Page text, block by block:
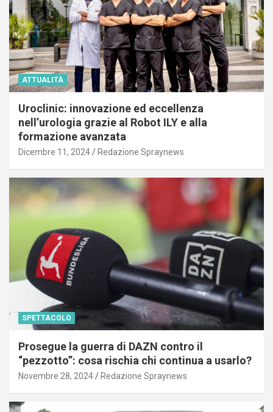
ATTUALITÀ
Uroclinic: innovazione ed eccellenza
nell’urologia grazie al Robot ILY e alla
formazione avanzata
Dicembre 11, 2024 Redazione Spraynews
SPETTACOLO
Prosegue la guerra di DAZN contro il
“pezzotto”: cosa rischia chi continua a usarlo?
Novembre 28, 2024 Redazione Spraynews